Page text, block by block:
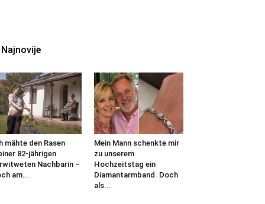
Najnovije
mähte den Rasen
82-jährigen
Nachbarin –
am...
Mein Mann schenkte mir
zu unserem
Hochzeitstag ein
Diamantarmband. Doch
als...